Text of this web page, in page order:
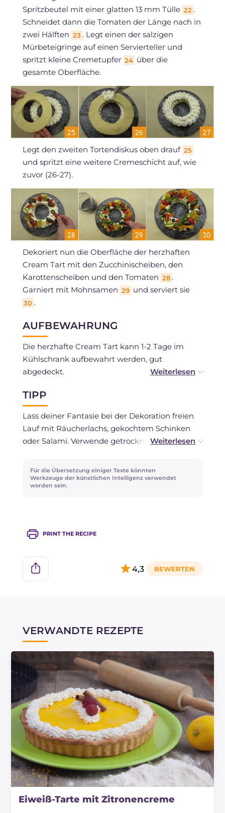
Spritzbeutel mit einer glatten 13 mm Tülle 22 .
Schneidet dann die Tomaten der Länge nach in
zwei Hälften 23 . Legt einen der salzigen
Mürbeteigringe auf einen Servierteller und
spritzt kleine Cremetupfer 24 über die
gesamte Oberfläche.
Legt den zweiten Tortendiskus oben drauf 25
und spritzt eine weitere Cremeschicht auf, wie
zuvor (26-27).
Dekoriert nun die Oberfläche der herzhaften
Cream Tart mit den Zucchinischeiben, den
Karottenscheiben und den Tomaten 28 .
Garniert mit Mohnsamen 29 und serviert sie
30 .
AUFBEWAHRUNG
Die herzhafte Cream Tart kann 1-2 Tage im
Kühlschrank aufbewahrt werden, gut
abgedeckt.
Kühlschrank aufbewahrt werden, eingewickelt
in Frischhaltefolie. Alternativ kann er für 1
Monat eingefroren werden.
TIPP
Lass deiner Fantasie bei der Dekoration freien
Lauf mit Räucherlachs, gekochtem Schinken
oder Salami. Verwende getrocknete Tomaten,
Für die Übersetzung einiger Texte könnten
Werkzeuge der künstlichen Intelligenz verwendet
worden sein.
PRINT THE RECIPE
4,3
VERWANDTE REZEPTE
Eiweiß-Tarte mit Zitronencreme